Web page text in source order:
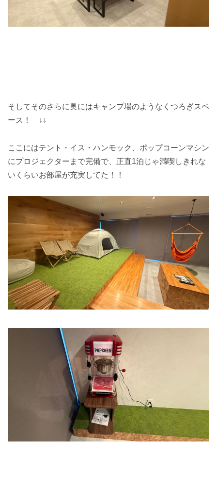
そしてそのさらに奥にはキャンプ場のようなくつろぎスペ
ース！ ↓↓
ここにはテント・イス・ハンモック、ポップコーンマシン
にプロジェクターまで完備で、正直1泊じゃ満喫しきれな
いくらいお部屋が充実してた！！